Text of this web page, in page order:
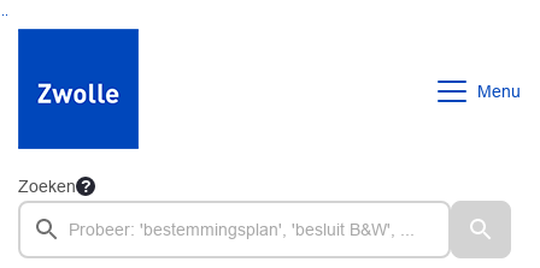
Ga naar de inhoud van deze pagina
Ga naar het zoeken
Ga naar het menu
Menu
Zoeken